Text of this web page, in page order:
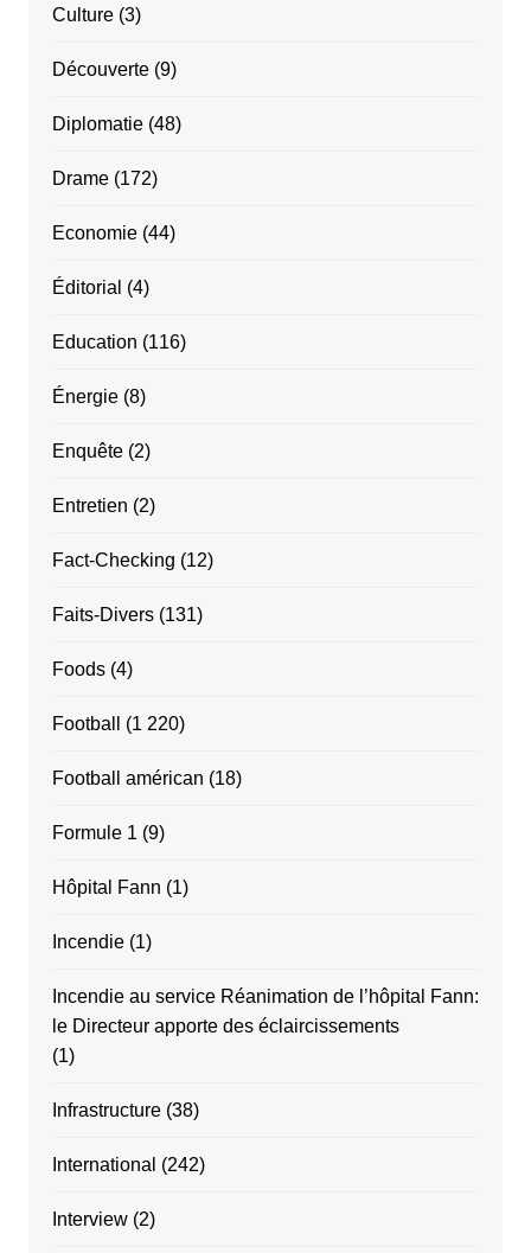
Culture(3)
Découverte(9)
Diplomatie(48)
Drame(172)
Economie(44)
Éditorial (4)
Education (116)
Énergie(8)
Enquête(2)
Entretien (2)
Fact-Checking (12)
Faits-Divers(131)
Foods(4)
Football (1 220)
Football américan (18)
Formule 1 (9)
Hôpital Fann (1)
Incendie(1)
Incendie au service Réanimation de l’hôpital Fann:
le Directeur apporte des éclaircissements
(1)
Infrastructure(38)
International (242)
Interview(2)